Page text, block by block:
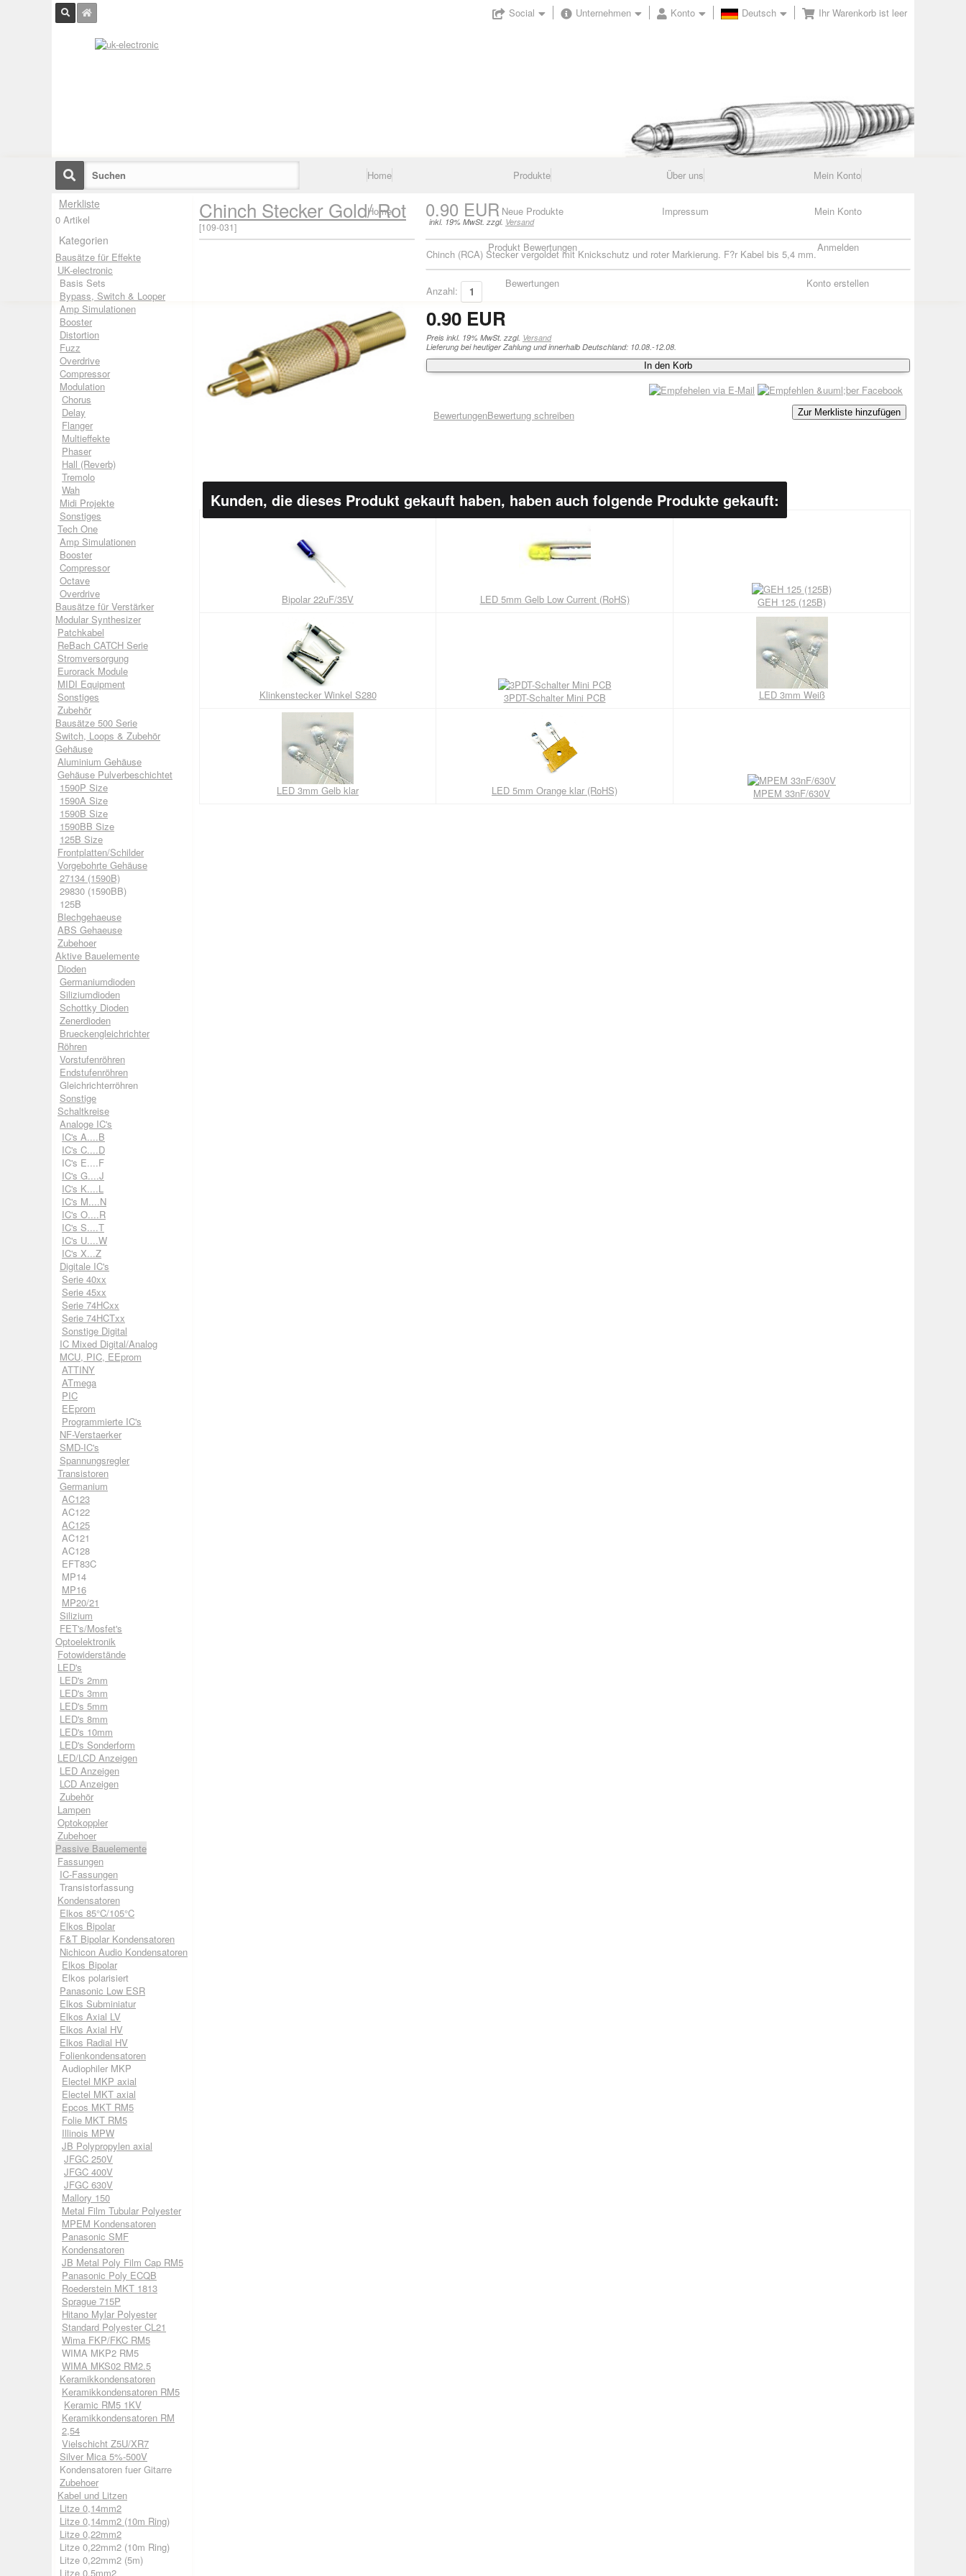
Social Unternehmen Konto Deutsch Ihr Warenkorb ist leer
Home
Home
Produkte
Neue Produkte
Produkt Bewertungen
Bewertungen
Über uns
Impressum
Mein Konto
Mein Konto
Anmelden
Konto erstellen
Chinch Stecker Gold/ Rot
[109-031]
0.90 EUR
inkl. 19% MwSt. zzgl. Versand
Chinch (RCA) Stecker vergoldet mit Knickschutz und roter Markierung. F?r Kabel bis 5,4 mm.
Anzahl:
0.90 EUR
Preis inkl. 19% MwSt. zzgl. Versand
Lieferung bei heutiger Zahlung und innerhalb Deutschland: 10.08.-12.08.
In den Korb
BewertungenBewertung schreiben Zur Merkliste hinzufügen
Kunden, die dieses Produkt gekauft haben, haben auch folgende Produkte gekauft:
Bipolar 22uF/35V LED 5mm Gelb Low Current (RoHS) GEH 125 (125B)
Klinkenstecker Winkel S280 3PDT-Schalter Mini PCB LED 3mm Weiß
LED 3mm Gelb klar LED 5mm Orange klar (RoHS) MPEM 33nF/630V
Merkliste
0 Artikel
Kategorien
Bausätze für Effekte
UK-electronic
Basis Sets
Bypass, Switch & Looper
Amp Simulationen
Booster
Distortion
Fuzz
Overdrive
Compressor
Modulation
Chorus
Delay
Flanger
Multieffekte
Phaser
Hall (Reverb)
Tremolo
Wah
Midi Projekte
Sonstiges
Tech One
Amp Simulationen
Booster
Compressor
Octave
Overdrive
Bausätze für Verstärker
Modular Synthesizer
Patchkabel
ReBach CATCH Serie
Stromversorgung
Eurorack Module
MIDI Equipment
Sonstiges
Zubehör
Bausätze 500 Serie
Switch, Loops & Zubehör
Gehäuse
Aluminium Gehäuse
Gehäuse Pulverbeschichtet
1590P Size
1590A Size
1590B Size
1590BB Size
125B Size
Frontplatten/Schilder
Vorgebohrte Gehäuse
27134 (1590B)
29830 (1590BB)
125B
Blechgehaeuse
ABS Gehaeuse
Zubehoer
Aktive Bauelemente
Dioden
Germaniumdioden
Siliziumdioden
Schottky Dioden
Zenerdioden
Brueckengleichrichter
Röhren
Vorstufenröhren
Endstufenröhren
Gleichrichterröhren
Sonstige
Schaltkreise
Analoge IC's
IC's A....B
IC's C....D
IC's E....F
IC's G....J
IC's K....L
IC's M....N
IC's O....R
IC's S....T
IC's U....W
IC's X...Z
Digitale IC's
Serie 40xx
Serie 45xx
Serie 74HCxx
Serie 74HCTxx
Sonstige Digital
IC Mixed Digital/Analog
MCU, PIC, EEprom
ATTINY
ATmega
PIC
EEprom
Programmierte IC's
NF-Verstaerker
SMD-IC's
Spannungsregler
Transistoren
Germanium
AC123
AC122
AC125
AC121
AC128
EFT83C
MP14
MP16
MP20/21
Silizium
FET's/Mosfet's
Optoelektronik
Fotowiderstände
LED's
LED's 2mm
LED's 3mm
LED's 5mm
LED's 8mm
LED's 10mm
LED's Sonderform
LED/LCD Anzeigen
LED Anzeigen
LCD Anzeigen
Zubehör
Lampen
Optokoppler
Zubehoer
Passive Bauelemente
Fassungen
IC-Fassungen
Transistorfassung
Kondensatoren
Elkos 85°C/105°C
Elkos Bipolar
F&T Bipolar Kondensatoren
Nichicon Audio Kondensatoren
Elkos Bipolar
Elkos polarisiert
Panasonic Low ESR
Elkos Subminiatur
Elkos Axial LV
Elkos Axial HV
Elkos Radial HV
Folienkondensatoren
Audiophiler MKP
Electel MKP axial
Electel MKT axial
Epcos MKT RM5
Folie MKT RM5
Illinois MPW
JB Polypropylen axial
JFGC 250V
JFGC 400V
JFGC 630V
Mallory 150
Metal Film Tubular Polyester
MPEM Kondensatoren
Panasonic SMF
Kondensatoren
JB Metal Poly Film Cap RM5
Panasonic Poly ECQB
Roederstein MKT 1813
Sprague 715P
Hitano Mylar Polyester
Standard Polyester CL21
Wima FKP/FKC RM5
WIMA MKP2 RM5
WIMA MKS02 RM2.5
Keramikkondensatoren
Keramikkondensatoren RM5
Keramic RM5 1KV
Keramikkondensatoren RM
2,54
Vielschicht Z5U/XR7
Silver Mica 5%-500V
Kondensatoren fuer Gitarre
Zubehoer
Kabel und Litzen
Litze 0,14mm2
Litze 0,14mm2 (10m Ring)
Litze 0,22mm2
Litze 0,22mm2 (10m Ring)
Litze 0,22mm2 (5m)
Litze 0,5mm2